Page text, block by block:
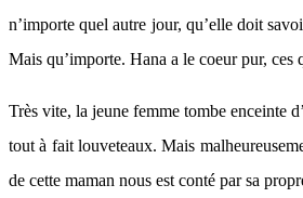
n’importe quel autre jour, qu’elle doit
Mais qu’importe. Hana a le coeur pur, ces
Très vite, la jeune femme tombe enceinte
tout à fait louveteaux. Mais
de cette maman nous est conté par sa